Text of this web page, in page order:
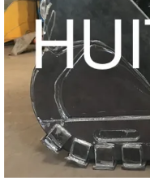
POLÍTICA
DE
PRIVACIDADE